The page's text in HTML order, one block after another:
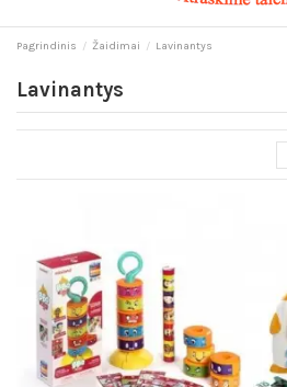
Pagrindinis Žaidimai Lavinantys
Lavinantys